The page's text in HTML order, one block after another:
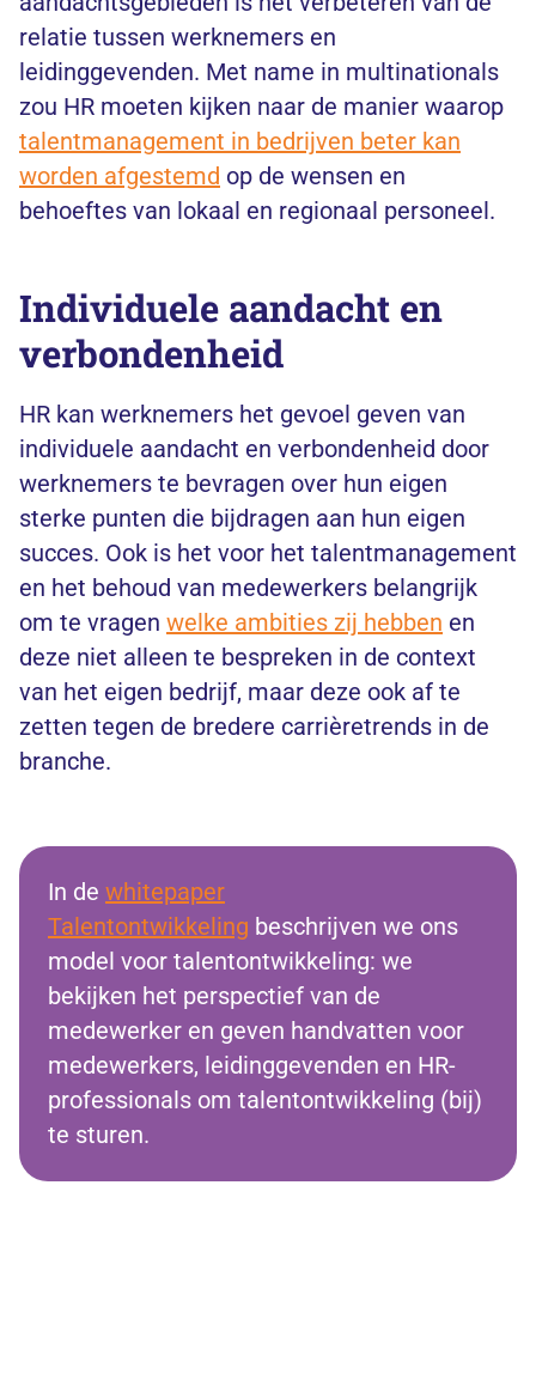
relatie tussen werknemers en
leidinggevenden. Met name in multinationals
zou HR moeten kijken naar de manier waarop
talentmanagement in bedrijven beter kan
worden afgestemd op de wensen en
behoeftes van lokaal en regionaal personeel.
Individuele aandacht en
verbondenheid
HR kan werknemers het gevoel geven van
individuele aandacht en verbondenheid door
werknemers te bevragen over hun eigen
sterke punten die bijdragen aan hun eigen
succes. Ook is het voor het talentmanagement
en het behoud van medewerkers belangrijk
om te vragen welke ambities zij hebben en
deze niet alleen te bespreken in de context
van het eigen bedrijf, maar deze ook af te
zetten tegen de bredere carrièretrends in de
branche.
In de whitepaper
Talentontwikkeling beschrijven we ons
model voor talentontwikkeling: we
bekijken het perspectief van de
medewerker en geven handvatten voor
medewerkers, leidinggevenden en HR-
professionals om talentontwikkeling (bij)
te sturen.